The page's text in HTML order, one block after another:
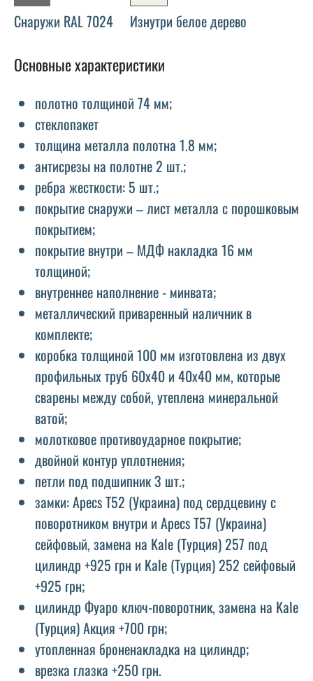
Снаружи RAL 7024 Изнутри белое дерево
Основные характеристики
полотно толщиной 74 мм;
стеклопакет
толщина металла полотна 1.8 мм;
антисрезы на полотне 2 шт.;
ребра жесткости: 5 шт.;
покрытие снаружи – лист металла с порошковым
покрытием;
покрытие внутри – МДФ накладка 16 мм
толщиной;
внутреннее наполнение - минвата;
металлический приваренный наличник в
комплекте;
коробка толщиной 100 мм изготовлена ​​из двух
профильных труб 60х40 и 40х40 мм, которые
сварены между собой, утеплена минеральной
ватой;
молотковое противоударное покрытие;
двойной контур уплотнения;
петли под подшипник 3 шт.;
замки: Apecs Т52 (Украина) под сердцевину с
поворотником внутри и Apecs Т57 (Украина)
сейфовый, замена на Kale (Турция) 257 под
цилиндр +925 грн и Kale (Турция) 252 сейфовый
+925 грн;
цилиндр Фуаро ключ-поворотник, замена на Kale
(Турция) Акция +700 грн;
утопленная броненакладка на цилиндр;
врезка глазка +250 грн.